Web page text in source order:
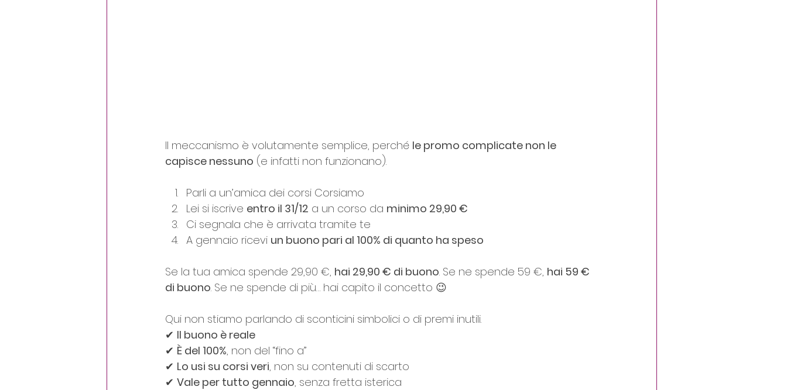
Il meccanismo è volutamente semplice, perché le promo complicate non le
capisce nessuno (e infatti non funzionano).
Parli a un’amica dei corsi Corsiamo
Lei si iscrive entro il 31/12 a un corso da minimo 29,90 €
Ci segnala che è arrivata tramite te
A gennaio ricevi un buono pari al 100% di quanto ha speso
Se la tua amica spende 29,90 €, hai 29,90 € di buono. Se ne spende 59 €, hai 59 €
di buono. Se ne spende di più… hai capito il concetto 😉
Qui non stiamo parlando di sconticini simbolici o di premi inutili.
✔ Il buono è reale
✔ È del 100%, non del “fino a”
✔ Lo usi su corsi veri, non su contenuti di scarto
✔ Vale per tutto gennaio, senza fretta isterica